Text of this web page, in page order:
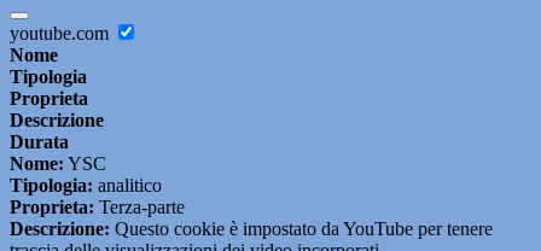
youtube.com
Nome
Tipologia
Proprieta
Descrizione
Durata
Nome: YSC
Tipologia: analitico
Proprieta: Terza-parte
Descrizione: Questo cookie è impostato da YouTube per tenere